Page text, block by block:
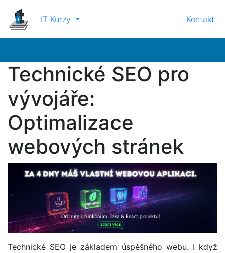
IT Kurzy Kontakt
Technické SEO pro
vývojáře:
Optimalizace
webových stránek
Technické SEO je základem úspěšného webu. I když